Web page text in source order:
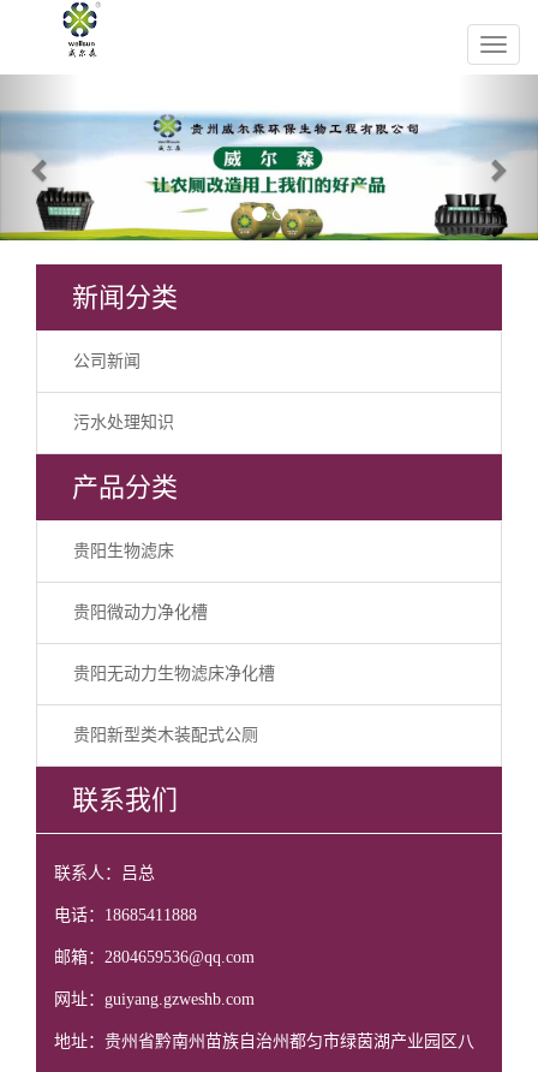
新闻分类
公司新闻
污水处理知识
产品分类
贵阳生物滤床
贵阳微动力净化槽
贵阳无动力生物滤床净化槽
贵阳新型类木装配式公厕
联系我们
联系人：吕总
电话：18685411888
邮箱：2804659536@qq.com
网址：guiyang.gzweshb.com
地址：贵州省黔南州苗族自治州都匀市绿茵湖产业园区八